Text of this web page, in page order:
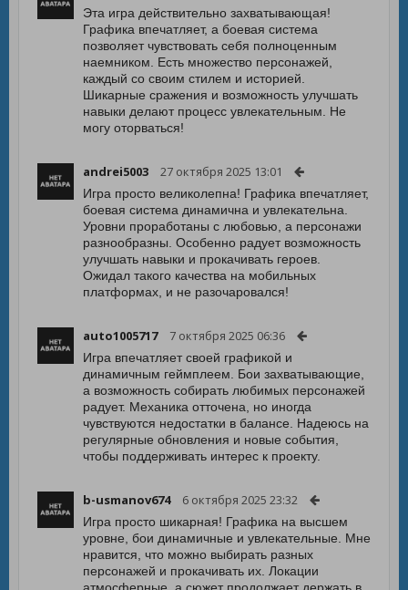
Эта игра действительно захватывающая!
Графика впечатляет, а боевая система
позволяет чувствовать себя полноценным
наемником. Есть множество персонажей,
каждый со своим стилем и историей.
Шикарные сражения и возможность улучшать
навыки делают процесс увлекательным. Не
могу оторваться!
andrei5003 27 октября 2025 13:01
Игра просто великолепна! Графика впечатляет,
боевая система динамична и увлекательна.
Уровни проработаны с любовью, а персонажи
разнообразны. Особенно радует возможность
улучшать навыки и прокачивать героев.
Ожидал такого качества на мобильных
платформах, и не разочаровался!
auto1005717 7 октября 2025 06:36
Игра впечатляет своей графикой и
динамичным геймплеем. Бои захватывающие,
а возможность собирать любимых персонажей
радует. Механика отточена, но иногда
чувствуются недостатки в балансе. Надеюсь на
регулярные обновления и новые события,
чтобы поддерживать интерес к проекту.
b-usmanov674 6 октября 2025 23:32
Игра просто шикарная! Графика на высшем
уровне, бои динамичные и увлекательные. Мне
нравится, что можно выбирать разных
персонажей и прокачивать их. Локации